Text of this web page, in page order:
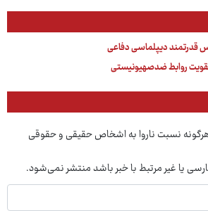
قدرتمند دیپلماسی دفاعی
تقویت روابط ضدصهیونیستی
نسبت ناروا به اشخاص حقیقی و حقوقی
یا غیر مرتبط با خبر باشد منتشر نمی‌شود.